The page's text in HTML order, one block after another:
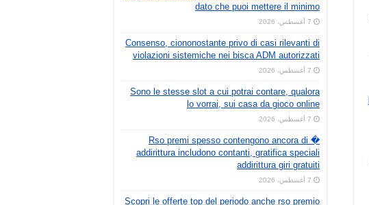
dato che puoi mettere il minimo
7 أغسطس، 2026
Consenso, ciononostante privo di casi rilevanti di
violazioni sistemiche nei bisca ADM autorizzati
7 أغسطس، 2026
Sono le stesse slot a cui potrai contare, qualora
lo vorrai, sui casa da gioco online
7 أغسطس، 2026
Rso premi spesso contengono ancora di �
addirittura includono contanti, gratifica speciali
addirittura giri gratuiti
7 أغسطس، 2026
Scopri le offerte top del periodo anche rso premio